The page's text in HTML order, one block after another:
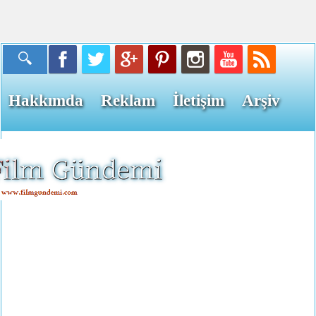
Hakkımda Reklam İletişim Arşiv